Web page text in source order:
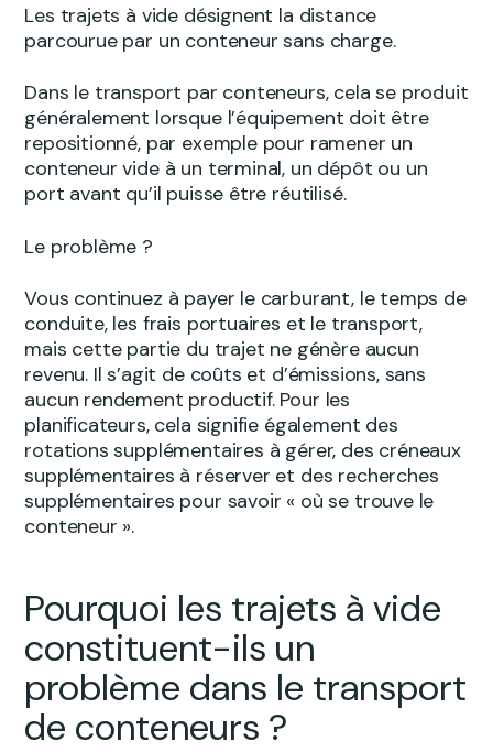
Les trajets à vide désignent la distance
parcourue par un conteneur sans charge.
Dans le transport par conteneurs, cela se produit
généralement lorsque l’équipement doit être
repositionné, par exemple pour ramener un
conteneur vide à un terminal, un dépôt ou un
port avant qu’il puisse être réutilisé.
Le problème ?
Vous continuez à payer le carburant, le temps de
conduite, les frais portuaires et le transport,
mais cette partie du trajet ne génère aucun
revenu. Il s’agit de coûts et d’émissions, sans
aucun rendement productif. Pour les
planificateurs, cela signifie également des
rotations supplémentaires à gérer, des créneaux
supplémentaires à réserver et des recherches
supplémentaires pour savoir « où se trouve le
conteneur ».
Pourquoi les trajets à vide
constituent-ils un
problème dans le transport
de conteneurs ?